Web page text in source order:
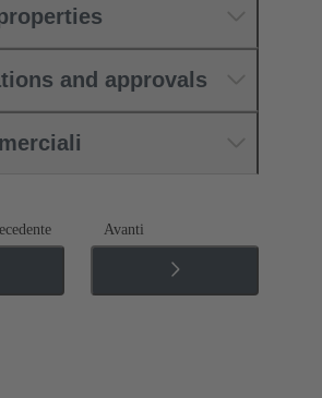
and approvals
Avanti